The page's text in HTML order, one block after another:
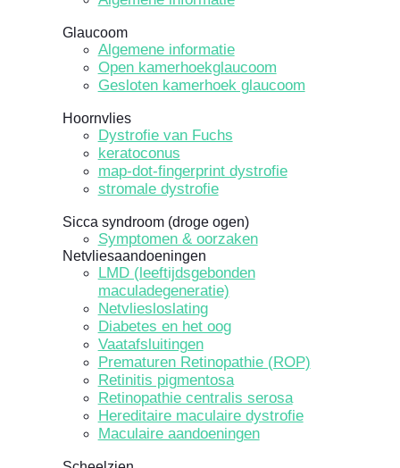
Glaucoom
Algemene informatie
Open kamerhoekglaucoom
Gesloten kamerhoek glaucoom
Hoornvlies
Dystrofie van Fuchs
keratoconus
map-dot-fingerprint dystrofie
stromale dystrofie
Sicca syndroom (droge ogen)
Symptomen & oorzaken
Netvliesaandoeningen
LMD (leeftijdsgebonden
maculadegeneratie)
Netvliesloslating
Diabetes en het oog
Vaatafsluitingen
Prematuren Retinopathie (ROP)
Retinitis pigmentosa
Retinopathie centralis serosa
Hereditaire maculaire dystrofie
Maculaire aandoeningen